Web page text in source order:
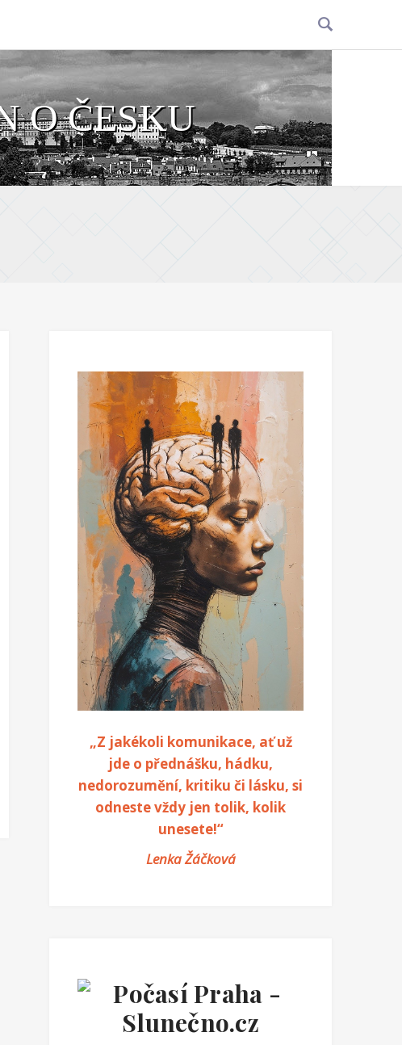
O ČESKU
„Z jakékoli komunikace, ať už
jde o přednášku, hádku,
nedorozumění, kritiku či lásku, si
odneste vždy jen tolik, kolik
unesete!“
Lenka Žáčková